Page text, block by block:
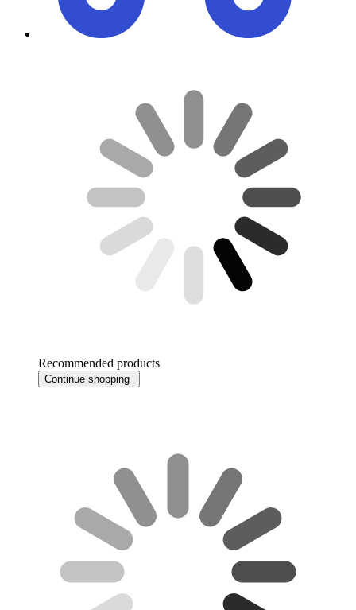
Recommended products
Continue shopping